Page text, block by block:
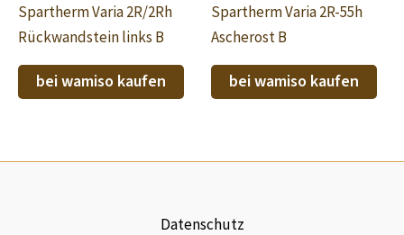
Spartherm Varia 2R/2Rh
Rückwandstein links B
bei wamiso kaufen
Spartherm Varia 2R-55h
Ascherost B
bei wamiso kaufen
Datenschutz